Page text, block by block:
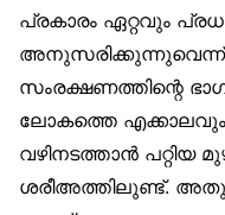
പ്രകാരം ഏറ്റവും
സംരക്ഷണത്തിന്റെ
ലോകത്തെ
വഴിനടത്താൻ
ശരീഅത്തിലുണ്ട്.